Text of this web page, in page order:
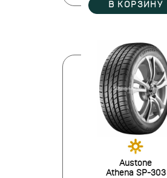
В КОРЗИНУ
Austone
Athena SP-303